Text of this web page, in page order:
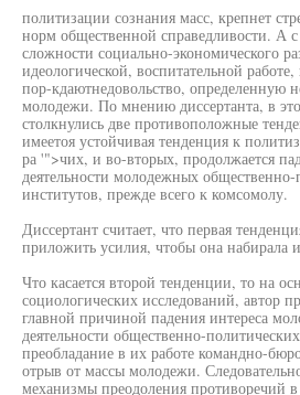
политизации сознания масс, крепнет
норм общественной справедливости. А
сложности социально-экономического
идеологической, воспитательной
пор-кдаютнедовольство, определенную
молодежи. По мнению диссертанта, в
столкнулись две противоположные
имеетоя устойчивая тенденция к
ра '">чих, и во-вторых, продолжается
деятельности молодежных
институтов, прежде всего к комсомолу.
Диссертант считает, что первая
приложить усилия, чтобы она набирала
Что касается второй тенденции, то на
социологических исследований, автор
главной причиной падения интереса
деятельности общественно-
преобладание в их работе командно-
отрыв от массы молодежи.
механизмы преодоления противоречий в